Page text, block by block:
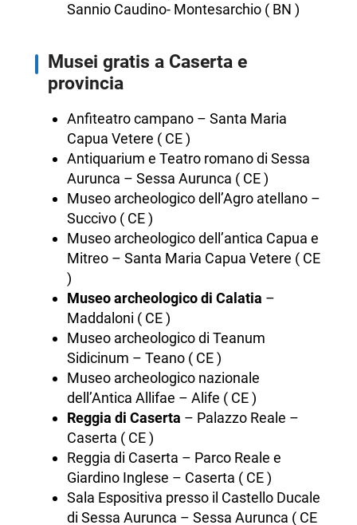
Sannio Caudino- Montesarchio ( BN )
Musei gratis a Caserta e
provincia
Anfiteatro campano – Santa Maria
Capua Vetere ( CE )
Antiquarium e Teatro romano di Sessa
Aurunca – Sessa Aurunca ( CE )
Museo archeologico dell’Agro atellano –
Succivo ( CE )
Museo archeologico dell’antica Capua e
Mitreo – Santa Maria Capua Vetere ( CE
)
Museo archeologico di Calatia –
Maddaloni ( CE )
Museo archeologico di Teanum
Sidicinum – Teano ( CE )
Museo archeologico nazionale
dell’Antica Allifae – Alife ( CE )
Reggia di Caserta – Palazzo Reale –
Caserta ( CE )
Reggia di Caserta – Parco Reale e
Giardino Inglese – Caserta ( CE )
Sala Espositiva presso il Castello Ducale
di Sessa Aurunca – Sessa Aurunca ( CE